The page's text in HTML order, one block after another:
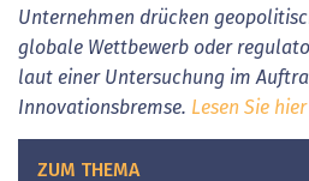
Unternehmen drücken
globale Wettbewerb oder
laut einer Untersuchung im
Innovationsbremse. Lesen Sie
ZUM THEMA